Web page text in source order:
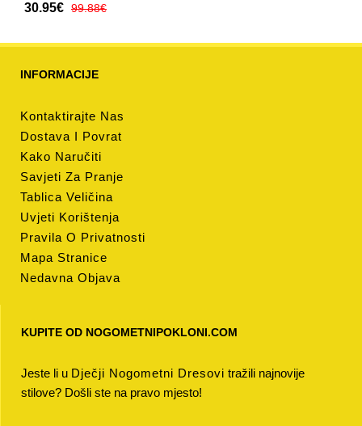
30.95€ 99.88€
INFORMACIJE
Kontaktirajte Nas
Dostava I Povrat
Kako Naručiti
Savjeti Za Pranje
Tablica Veličina
Uvjeti Korištenja
Pravila O Privatnosti
Mapa Stranice
Nedavna Objava
KUPITE OD NOGOMETNIPOKLONI.COM
Jeste li u Dječji Nogometni Dresovi tražili najnovije
stilove? Došli ste na pravo mjesto!